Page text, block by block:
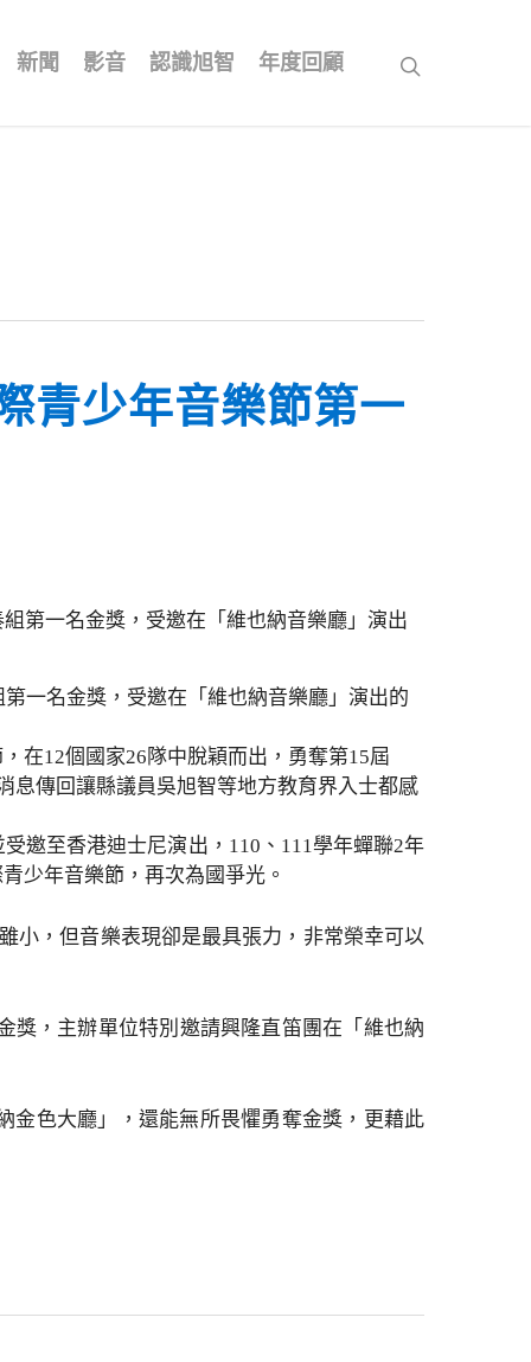
新聞 影音 認識旭智 年度回顧
青少年音樂節第一
一名金獎，受邀在「維也納音樂廳」演出的
在12個國家26隊中脫穎而出，勇奪第15屆
息傳回讓縣議員吳旭智等地方教育界入士都感
邀至香港迪士尼演出，110、111學年蟬聯2年
少年音樂節，再次為國爭光。
小，但音樂表現卻是最具張力，非常榮幸可以
獎，主辦單位特別邀請興隆直笛團在「維也納
金色大廳」，還能無所畏懼勇奪金獎，更藉此